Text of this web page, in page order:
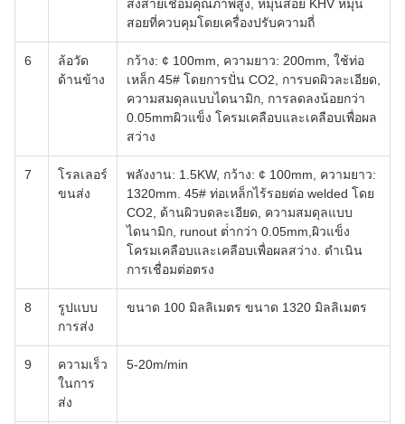
ส่งสายเชื่อมคุณภาพสูง, หมุนสอย KHV หมุน
สอยที่ควบคุมโดยเครื่องปรับความถี่
6
ล้อวัด
ด้านข้าง
กว้าง: ¢ 100mm, ความยาว: 200mm, ใช้ท่อ
เหล็ก 45# โดยการปั่น CO2, การบดผิวละเอียด,
ความสมดุลแบบไดนามิก, การลดลงน้อยกว่า
0.05mmผิวแข็ง โครมเคลือบและเคลือบเพื่อผล
สว่าง
7
โรลเลอร์
ขนส่ง
พลังงาน: 1.5KW, กว้าง: ¢ 100mm, ความยาว:
1320mm. 45# ท่อเหล็กไร้รอยต่อ welded โดย
CO2, ด้านผิวบดละเอียด, ความสมดุลแบบ
ไดนามิก, runout ต่ํากว่า 0.05mm,ผิวแข็ง
โครมเคลือบและเคลือบเพื่อผลสว่าง. ดําเนิน
การเชื่อมต่อตรง
8
รูปแบบ
การส่ง
ขนาด 100 มิลลิเมตร ขนาด 1320 มิลลิเมตร
9
ความเร็ว
ในการ
ส่ง
5-20m/min